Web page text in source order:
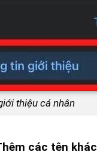
thiệu cá nhân
các tên khác